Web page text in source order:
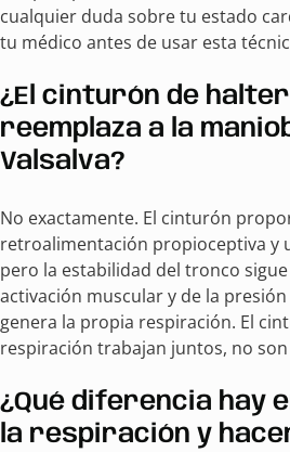
cualquier duda sobre tu estado
tu médico antes de usar esta
¿El cinturón de
reemplaza a la
Valsalva?
No exactamente. El cinturón
retroalimentación propioceptiva y
pero la estabilidad del tronco
activación muscular y de la
genera la propia respiración. El
respiración trabajan juntos, no
¿Qué diferencia hay
la respiración y